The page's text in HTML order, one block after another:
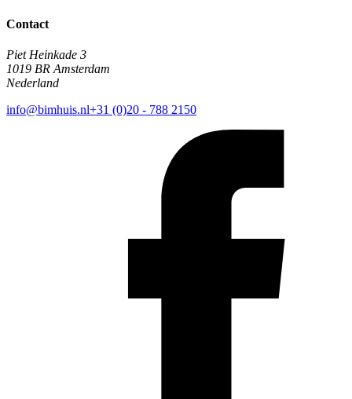
Contact
Piet Heinkade 3
1019 BR Amsterdam
Nederland
info@bimhuis.nl+31 (0)20 - 788 2150